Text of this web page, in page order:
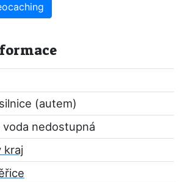
(autem)
nedostupná
kraj